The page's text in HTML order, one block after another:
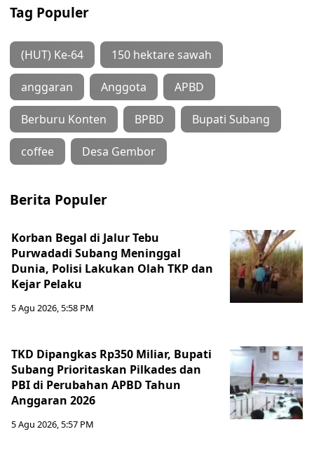
Tag Populer
(HUT) Ke-64 150 hektare sawah
anggaran Anggota APBD
Berburu Konten BPBD Bupati Subang
coffee Desa Gembor
Berita Populer
Korban Begal di Jalur Tebu
Purwadadi Subang Meninggal
Dunia, Polisi Lakukan Olah TKP dan
Kejar Pelaku
5 Agu 2026, 5:58 PM
TKD Dipangkas Rp350 Miliar, Bupati
Subang Prioritaskan Pilkades dan
PBI di Perubahan APBD Tahun
Anggaran 2026
5 Agu 2026, 5:57 PM